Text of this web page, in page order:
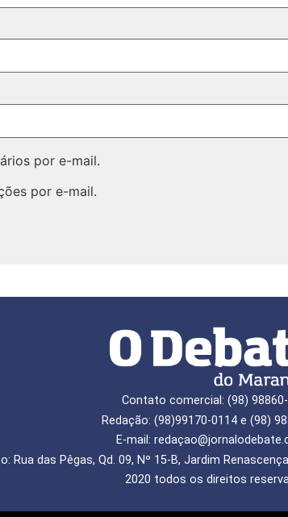
por e-mail.
por e-mail.
Contato comercial: (98)
Redação: (98)99170-0114 e (98)
E-mail:
Rua das Pêgas, Qd. 09, Nº 15-B, Jardim
2020 todos os direitos